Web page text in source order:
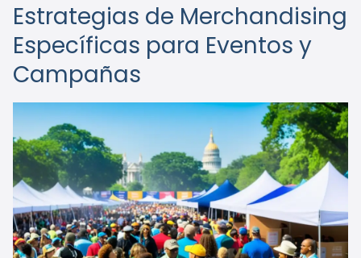
Estrategias de Merchandising
Específicas para Eventos y
Campañas